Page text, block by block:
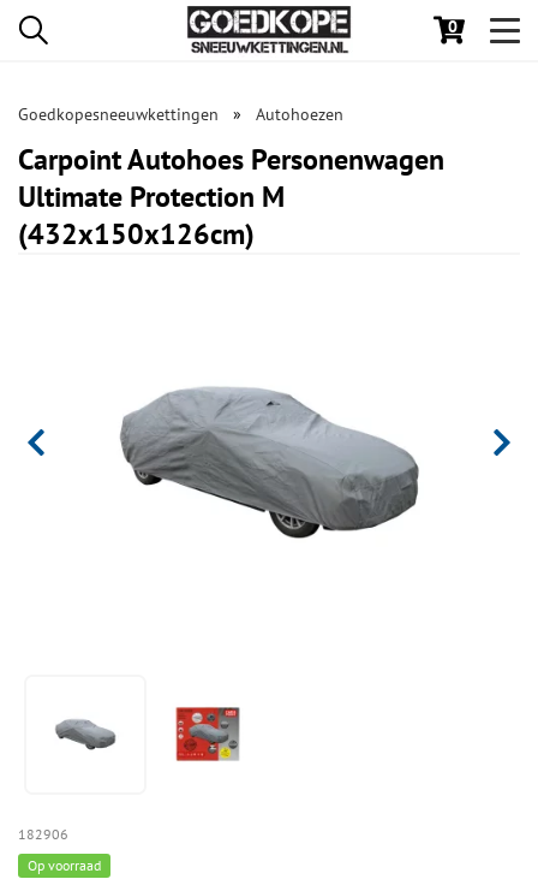
0
Goedkopesneeuwkettingen Autohoezen
Carpoint Autohoes Personenwagen
Ultimate Protection M
(432x150x126cm)
182906
Op voorraad